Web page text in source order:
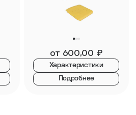
от 600,00 ₽
Характеристики
Подробнее